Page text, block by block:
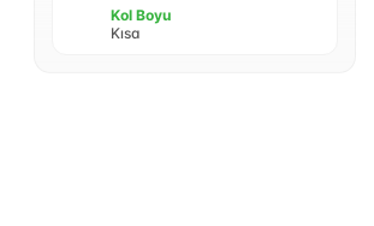
Kol Boyu
Kısa